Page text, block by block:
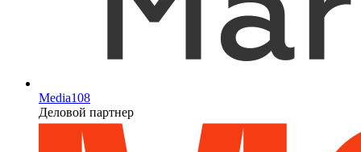
Media108
Деловой партнер